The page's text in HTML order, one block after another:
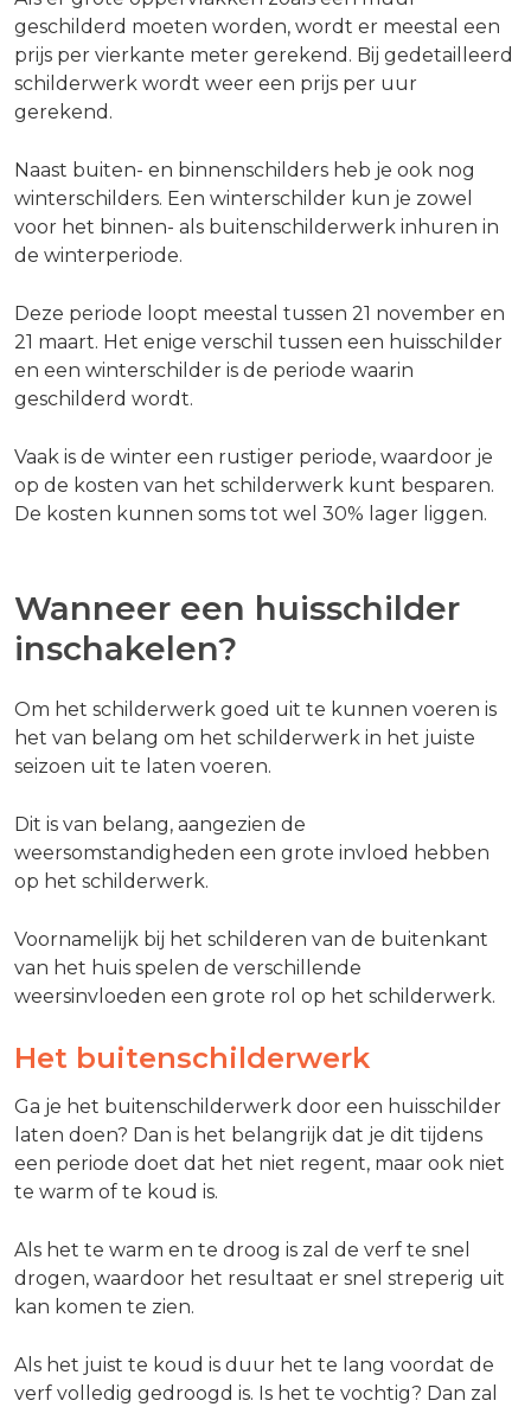
geschilderd moeten worden, wordt er meestal een
prijs per vierkante meter gerekend. Bij gedetailleerd
schilderwerk wordt weer een prijs per uur
gerekend.
Naast buiten- en binnenschilders heb je ook nog
winterschilders. Een winterschilder kun je zowel
voor het binnen- als buitenschilderwerk inhuren in
de winterperiode.
Deze periode loopt meestal tussen 21 november en
21 maart. Het enige verschil tussen een huisschilder
en een winterschilder is de periode waarin
geschilderd wordt.
Vaak is de winter een rustiger periode, waardoor je
op de kosten van het schilderwerk kunt besparen.
De kosten kunnen soms tot wel 30% lager liggen.
Wanneer een huisschilder
inschakelen?
Om het schilderwerk goed uit te kunnen voeren is
het van belang om het schilderwerk in het juiste
seizoen uit te laten voeren.
Dit is van belang, aangezien de
weersomstandigheden een grote invloed hebben
op het schilderwerk.
Voornamelijk bij het schilderen van de buitenkant
van het huis spelen de verschillende
weersinvloeden een grote rol op het schilderwerk.
Het buitenschilderwerk
Ga je het buitenschilderwerk door een huisschilder
laten doen? Dan is het belangrijk dat je dit tijdens
een periode doet dat het niet regent, maar ook niet
te warm of te koud is.
Als het te warm en te droog is zal de verf te snel
drogen, waardoor het resultaat er snel streperig uit
kan komen te zien.
Als het juist te koud is duur het te lang voordat de
verf volledig gedroogd is. Is het te vochtig? Dan zal